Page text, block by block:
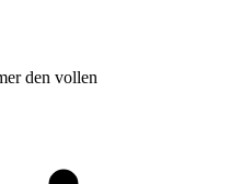
den vollen